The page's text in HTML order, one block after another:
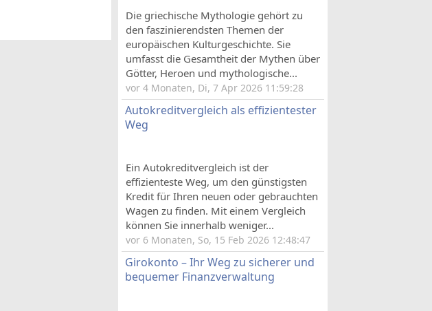
Die griechische Mythologie gehört zu
den faszinierendsten Themen der
europäischen Kulturgeschichte. Sie
umfasst die Gesamtheit der Mythen über
Götter, Heroen und mythologische...
vor 4 Monaten, Di, 7 Apr 2026 11:59:28
Autokreditvergleich als effizientester
Weg
Ein Autokreditvergleich ist der
effizienteste Weg, um den günstigsten
Kredit für Ihren neuen oder gebrauchten
Wagen zu finden. Mit einem Vergleich
können Sie innerhalb weniger...
vor 6 Monaten, So, 15 Feb 2026 12:48:47
Girokonto – Ihr Weg zu sicherer und
bequemer Finanzverwaltung